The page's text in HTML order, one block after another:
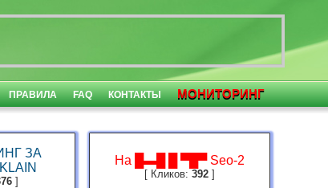
ПРАВИЛА FAQ КОНТАКТЫ МОНИТОРИНГ
ЗА
]
На █▬█ █ ▀█▀ Seo-2
[ Кликов: 392 ]